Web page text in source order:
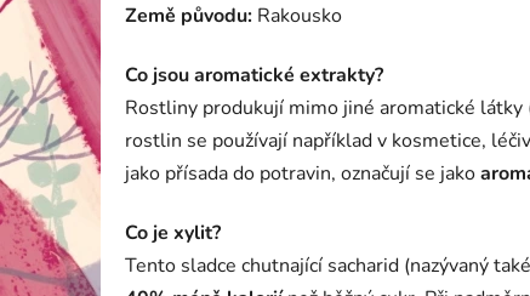
Země původu: Rakousko
Co jsou aromatické extrakty?
Rostliny produkují mimo jiné aromatické
rostlin se používají například v kosmetice,
jako přísada do potravin, označují se jako
Co je xylit?
Tento sladce chutnající sacharid (nazývaný také